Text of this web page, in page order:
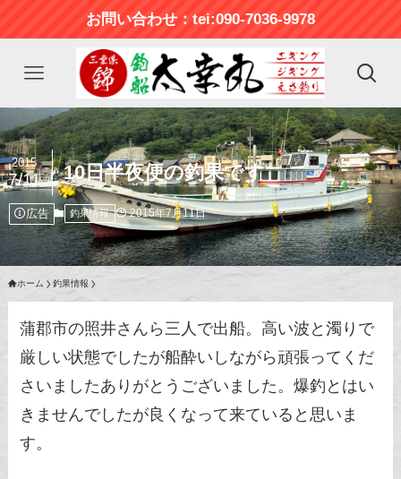
お問い合わせ：tei:090-7036-9978
10日半夜便の釣果です
2015
7/11
広告 釣果情報 2015年7月11日
ホーム 釣果情報
蒲郡市の照井さんら三人で出船。高い波と濁りで
厳しい状態でしたが船酔いしながら頑張ってくだ
さいましたありがとうございました。爆釣とはい
きませんでしたが良くなって来ていると思いま
す。